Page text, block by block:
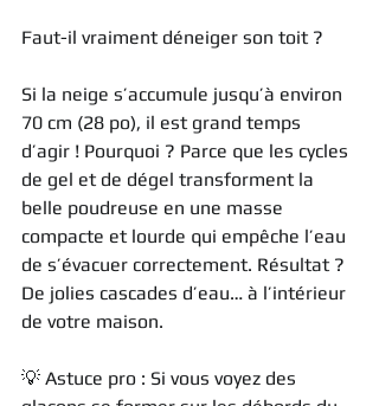
Faut-il vraiment déneiger son toit ?
Si la neige s’accumule jusqu’à environ
70 cm (28 po), il est grand temps
d’agir ! Pourquoi ? Parce que les cycles
de gel et de dégel transforment la
belle poudreuse en une masse
compacte et lourde qui empêche l’eau
de s’évacuer correctement. Résultat ?
De jolies cascades d’eau… à l’intérieur
de votre maison.
💡 Astuce pro : Si vous voyez des